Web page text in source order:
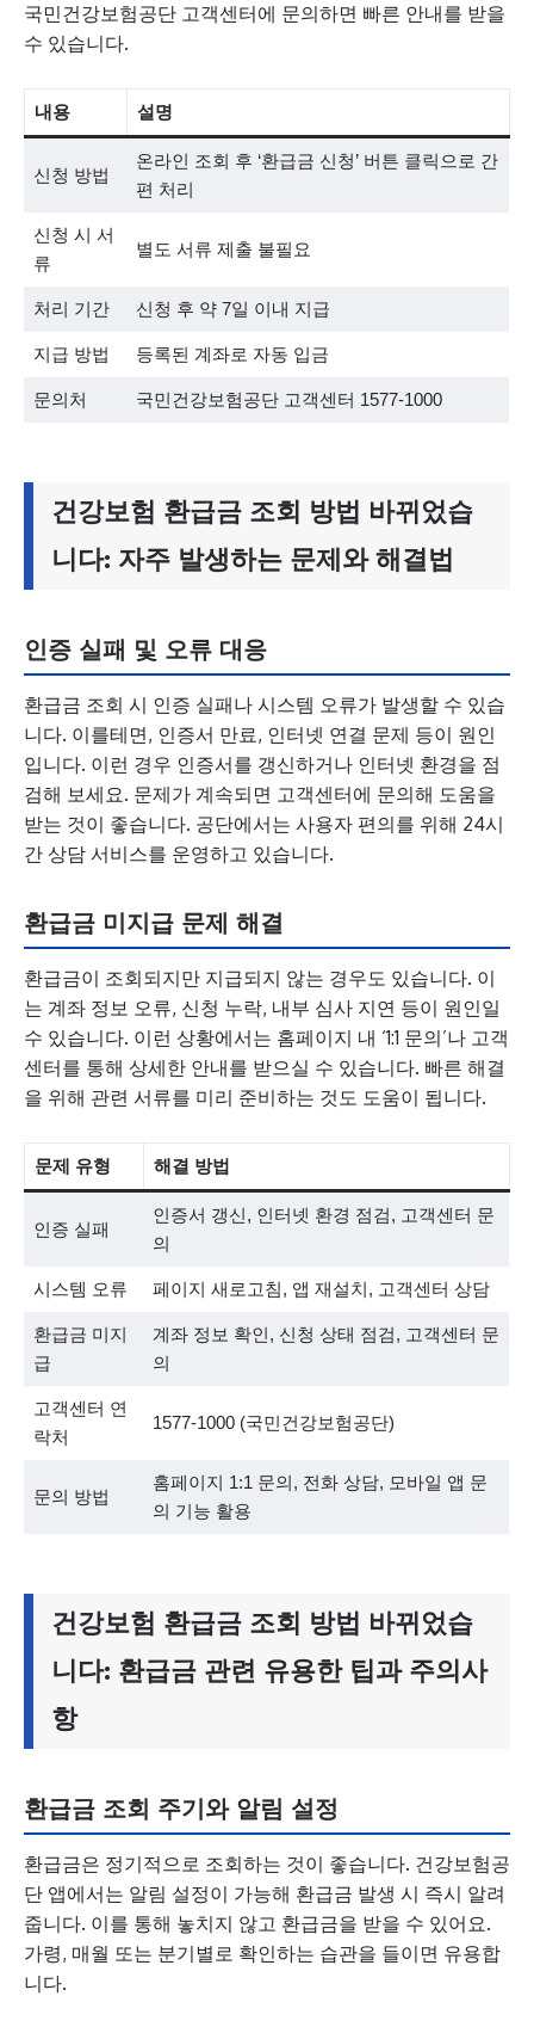
국민건강보험공단 고객센터에 문의하면 빠른 안내를 받을
수 있습니다.
내용 설명
신청 방법
온라인 조회 후 ‘환급금 신청’ 버튼 클릭으로 간
편 처리
신청 시 서
류
별도 서류 제출 불필요
처리 기간 신청 후 약 7일 이내 지급
지급 방법 등록된 계좌로 자동 입금
문의처 국민건강보험공단 고객센터 1577-1000
건강보험 환급금 조회 방법 바뀌었습
니다: 자주 발생하는 문제와 해결법
인증 실패 및 오류 대응
환급금 조회 시 인증 실패나 시스템 오류가 발생할 수 있습
니다. 이를테면, 인증서 만료, 인터넷 연결 문제 등이 원인
입니다. 이런 경우 인증서를 갱신하거나 인터넷 환경을 점
검해 보세요. 문제가 계속되면 고객센터에 문의해 도움을
받는 것이 좋습니다. 공단에서는 사용자 편의를 위해 24시
간 상담 서비스를 운영하고 있습니다.
환급금 미지급 문제 해결
환급금이 조회되지만 지급되지 않는 경우도 있습니다. 이
는 계좌 정보 오류, 신청 누락, 내부 심사 지연 등이 원인일
수 있습니다. 이런 상황에서는 홈페이지 내 ‘1:1 문의’나 고객
센터를 통해 상세한 안내를 받으실 수 있습니다. 빠른 해결
을 위해 관련 서류를 미리 준비하는 것도 도움이 됩니다.
문제 유형 해결 방법
인증 실패
인증서 갱신, 인터넷 환경 점검, 고객센터 문
의
시스템 오류 페이지 새로고침, 앱 재설치, 고객센터 상담
환급금 미지
급
계좌 정보 확인, 신청 상태 점검, 고객센터 문
의
고객센터 연
락처
1577-1000 (국민건강보험공단)
문의 방법
홈페이지 1:1 문의, 전화 상담, 모바일 앱 문
의 기능 활용
건강보험 환급금 조회 방법 바뀌었습
니다: 환급금 관련 유용한 팁과 주의사
항
환급금 조회 주기와 알림 설정
환급금은 정기적으로 조회하는 것이 좋습니다. 건강보험공
단 앱에서는 알림 설정이 가능해 환급금 발생 시 즉시 알려
줍니다. 이를 통해 놓치지 않고 환급금을 받을 수 있어요.
가령, 매월 또는 분기별로 확인하는 습관을 들이면 유용합
니다.